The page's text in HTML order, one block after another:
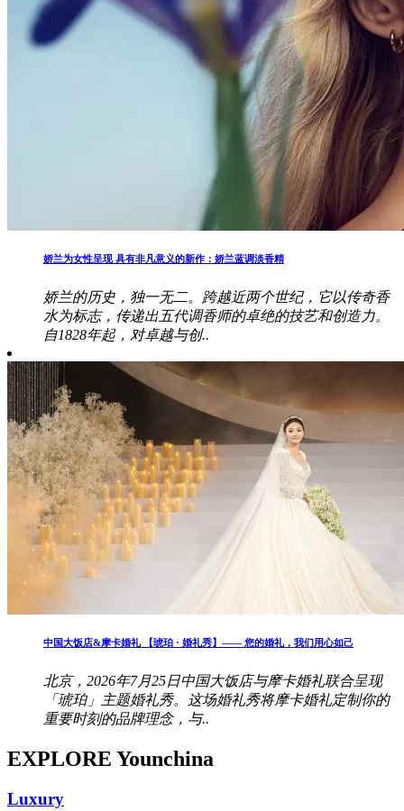
娇兰为女性呈现 具有非凡意义的新作：娇兰蓝调淡香精
娇兰的历史，独一无二。跨越近两个世纪，它以传奇香
水为标志，传递出五代调香师的卓绝的技艺和创造力。
自1828年起，对卓越与创..
中国大饭店&摩卡婚礼 【琥珀 · 婚礼秀】—— 您的婚礼，我们用心如己
北京，2026年7月25日中国大饭店与摩卡婚礼联合呈现
「琥珀」主题婚礼秀。这场婚礼秀将摩卡婚礼定制你的
重要时刻的品牌理念，与..
EXPLORE Younchina
Luxury